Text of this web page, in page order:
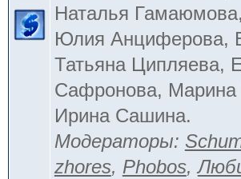
Наталья
Юлия Анциферова,
Татьяна Ципляева,
Сафронова, Марина
Ирина Сашина.
Модераторы:
zhores, Phobos,